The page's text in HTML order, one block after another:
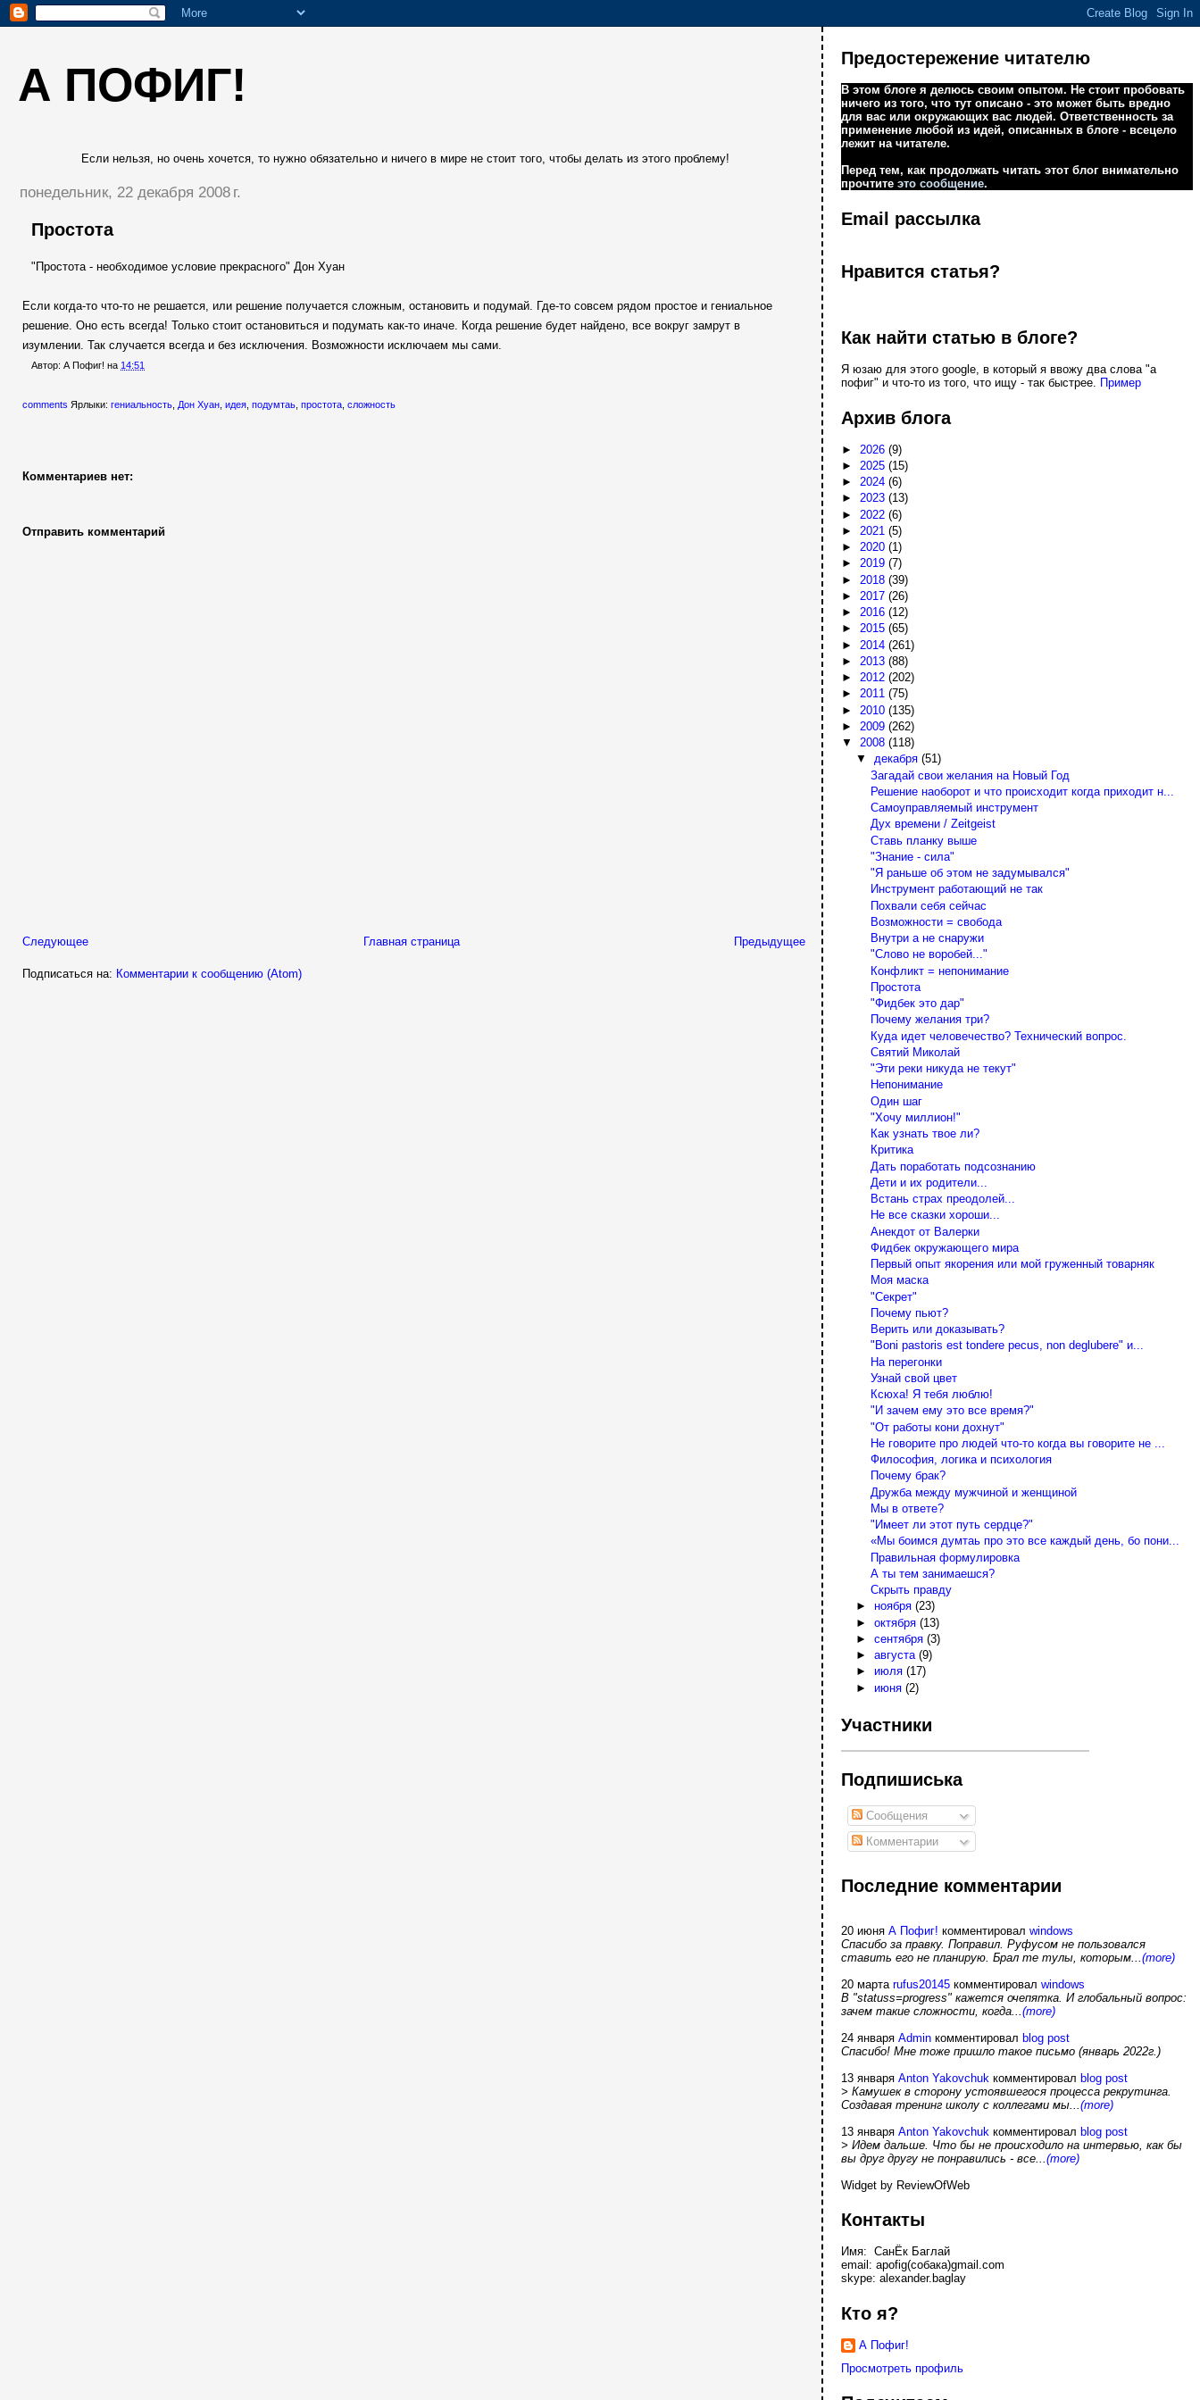
А ПОФИГ!
Если нельзя, но очень хочется, то нужно обязательно и ничего в мире не стоит того, чтобы делать из этого проблему!
понедельник, 22 декабря 2008 г.
Простота
"Простота - необходимое условие прекрасного" Дон Хуан
Если когда-то что-то не решается, или решение получается сложным, остановить и подумай. Где-то совсем рядом простое и гениальное
решение. Оно есть всегда! Только стоит остановиться и подумать как-то иначе. Когда решение будет найдено, все вокруг замрут в
изумлении. Так случается всегда и без исключения. Возможности исключаем мы сами.
Автор: А Пофиг! на 14:51
comments Ярлыки: гениальность Дон Хуан идея подумтаь простота сложность
Комментариев нет:
Отправить комментарий
Следующее Предыдущее
Главная страница
Подписаться на: Комментарии к сообщению (Atom)
Предостережение читателю
В этом блоге я делюсь своим опытом. Не стоит пробовать
ничего из того, что тут описано - это может быть вредно
для вас или окружающих вас людей. Ответственность за
применение любой из идей, описанных в блоге - всецело
лежит на читателе.
Перед тем, как продолжать читать этот блог внимательно
прочтитеэто сообщение.
Email рассылка
Нравится статья?
Как найти статью в блоге?
Я юзаю для этого google, в который я ввожу два слова "а
пофиг" и что-то из того, что ищу - так быстрее. Пример
Архив блога
► 2026(9)
► 2025(15)
►2024(6)
►2023(13)
► 2022(6)
► 2021(5)
►2020(1)
►2019(7)
► 2018(39)
► 2017(26)
►2016(12)
►2015(65)
► 2014(261)
► 2013(88)
►2012(202)
►2011(75)
► 2010(135)
► 2009(262)
▼2008(118)
▼ декабря (51)
Загадай свои желания на Новый Год
Решение наоборот и что происходит когда приходит н...
Самоуправляемый инструмент
Дух времени / Zeitgeist
Ставь планку выше
"Знание - сила"
"Я раньше об этом не задумывался"
Инструмент работающий не так
Похвали себя сейчас
Возможности = свобода
Внутри а не снаружи
"Слово не воробей..."
Конфликт = непонимание
Простота
"Фидбек это дар"
Почему желания три?
Куда идет человечество? Технический вопрос.
Святий Миколай
"Эти реки никуда не текут"
Непонимание
Один шаг
"Хочу миллион!"
Как узнать твое ли?
Критика
Дать поработать подсознанию
Дети и их родители...
Встань страх преодолей...
Не все сказки хороши...
Анекдот от Валерки
Фидбек окружающего мира
Первый опыт якорения или мой груженный товарняк
Моя маска
"Секрет"
Почему пьют?
Верить или доказывать?
"Boni pastoris est tondere pecus, non deglubere" и...
На перегонки
Узнай свой цвет
Ксюха! Я тебя люблю!
"И зачем ему это все время?"
"От работы кони дохнут"
Не говорите про людей что-то когда вы говорите не ...
Философия, логика и психология
Почему брак?
Дружба между мужчиной и женщиной
Мы в ответе?
"Имеет ли этот путь сердце?"
«Мы боимся думтаь про это все каждый день, бо пони...
Правильная формулировка
А ты тем занимаешся?
Скрыть правду
► ноября (23)
► октября (13)
► сентября (3)
► августа (9)
► июля (17)
► июня (2)
Участники
Подпишиська
Сообщения
Комментарии
Последние комментарии
20 июняА Пофиг! комментировалwindows
Спасибо за правку. Поправил. Руфусом не пользовался
ставить его не планирую. Брал те тулы, которым...(more)
20 мартаrufus20145 комментировалwindows
В "statuss=progress" кажется очепятка. И глобальный вопрос:
зачем такие сложности, когда...(more)
24 январяAdmin комментировал blog post
Спасибо! Мне тоже пришло такое письмо (январь 2022г.)
13 январяAnton Yakovchuk комментировал blog post
> Камушек в сторону устоявшегося процесса рекрутинга.
Создавая тренинг школу с коллегами мы...(more)
13 январяAnton Yakovchuk комментировал blog post
> Идем дальше. Что бы не происходило на интервью, как бы
вы друг другу не понравились - все...(more)
Widget by ReviewOfWeb
Контакты
Имя: СанЁк Баглай
email: apofig(собака)gmail.com
skype: alexander.baglay
Кто я?
А Пофиг!
Просмотреть профиль